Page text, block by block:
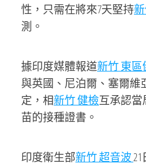
性，只需在將來7天堅持
測。
據印度媒體報道新竹 東區
與英國、尼泊爾、塞爾維
定，相新竹 健檢互承認
苗的接種證書。
印度衛生部新竹 超音波